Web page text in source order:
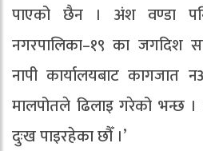
पाएको छैन । अंश वण्डा
नगरपालिका–१९ का जगदिश
नापी कार्यालयबाट कागजात
मालपोतले ढिलाइ गरेको भन्छ ।
दुःख पाइरहेका छौँ ।’